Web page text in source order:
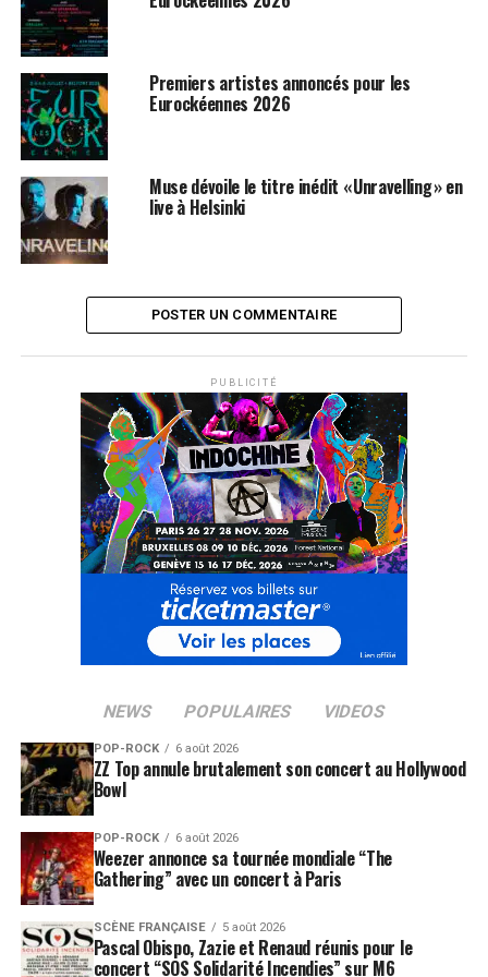
Les possesseurs de billets pour le concert de Muse,
initialement prévu en 2021, peuvent conserver leur
billet pour l’édition 2022 ou se faire rembourser. Les
détenteurs de billet pour le concert de Muse du 4 juillet
2021 ont jusqu’au 29 mai pour l’indiquer sur
www.eurockeennes.fr
Après cette date, le festival se réserve la possibilité
d’une mise en vente supplémentaire de billets en
nombre limité sur
RÉSERVER VOS BILLETS
SUJETS ASSOCIÉS:
EUROCKEENNES DE BELFORT
MATTHEW BELLAMY
MUSE
Premiers artistes annoncés pour les
Eurockéennes 2026
Muse dévoile le titre inédit « Unravelling » en
live à Helsinki
POSTER UN COMMENTAIRE
PUBLICITÉ
NEWS POPULAIRES VIDEOS
POP-ROCK 6 août 2026
ZZ Top annule brutalement son concert au Hollywood
Bowl
POP-ROCK 6 août 2026
Weezer annonce sa tournée mondiale “The
Gathering” avec un concert à Paris
SCÈNE FRANÇAISE 5 août 2026
Pascal Obispo, Zazie et Renaud réunis pour le
concert “SOS Solidarité Incendies” sur M6